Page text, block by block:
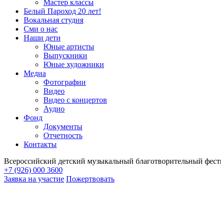
Мастер классы
Белый Пароход 20 лет!
Вокальная студия
Сми о нас
Наши дети
Юные артисты
Выпускники
Юные художники
Медиа
Фотографии
Видео
Видео с концертов
Аудио
Фонд
Документы
Отчетность
Контакты
Всероссийский детский музыкальный благотворительный
+7 (926) 000 3600
Заявка на участие Пожертвовать